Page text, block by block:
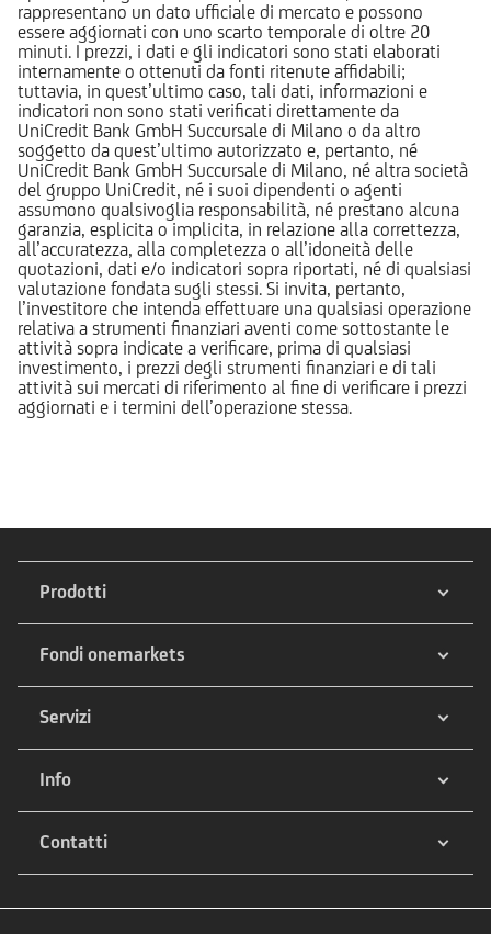
rappresentano un dato ufficiale di mercato e possono
essere aggiornati con uno scarto temporale di oltre 20
minuti. I prezzi, i dati e gli indicatori sono stati elaborati
internamente o ottenuti da fonti ritenute affidabili;
tuttavia, in quest’ultimo caso, tali dati, informazioni e
indicatori non sono stati verificati direttamente da
UniCredit Bank GmbH Succursale di Milano o da altro
soggetto da quest’ultimo autorizzato e, pertanto, né
UniCredit Bank GmbH Succursale di Milano, né altra società
del gruppo UniCredit, né i suoi dipendenti o agenti
assumono qualsivoglia responsabilità, né prestano alcuna
garanzia, esplicita o implicita, in relazione alla correttezza,
all’accuratezza, alla completezza o all’idoneità delle
quotazioni, dati e/o indicatori sopra riportati, né di qualsiasi
valutazione fondata sugli stessi. Si invita, pertanto,
l’investitore che intenda effettuare una qualsiasi operazione
relativa a strumenti finanziari aventi come sottostante le
attività sopra indicate a verificare, prima di qualsiasi
investimento, i prezzi degli strumenti finanziari e di tali
attività sui mercati di riferimento al fine di verificare i prezzi
aggiornati e i termini dell’operazione stessa.
Prodotti
Fondi onemarkets
Servizi
Info
Contatti